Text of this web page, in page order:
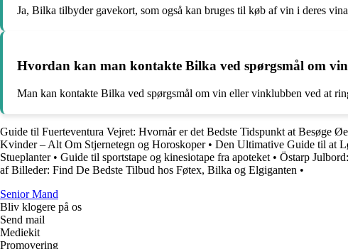
Ja, Bilka tilbyder gavekort, som også kan bruges til køb af vin i deres
Hvordan kan man kontakte Bilka ved spørgsmål om
Man kan kontakte Bilka ved spørgsmål om vin eller vinklubben ved at
Guide til Fuerteventura Vejret: Hvornår er det Bedste Tidspunkt at Besøge
Kvinder – Alt Om Stjernetegn og Horoskoper• Den Ultimative Guide til at
Stueplanter• Guide til sportstape og kinesiotape fra apoteket • Östarp
af Billeder: Find De Bedste Tilbud hos Føtex, Bilka og Elgiganten •
Senior Mand
Bliv klogere på os
Send mail
Mediekit
Promovering